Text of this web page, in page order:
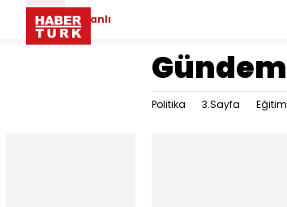
Canlı
Gündem
Politika 3.Sayfa Eğitim